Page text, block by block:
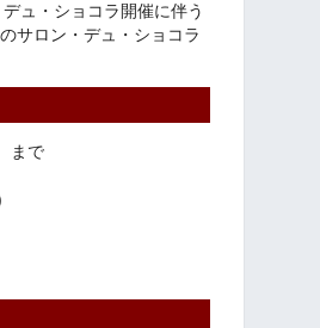
ュ・ショコラ開催に伴う
サロン・デュ・ショコラ
まで